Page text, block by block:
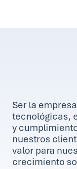
Ser la
tecnológicas,
y
nuestros
valor para
crecimiento